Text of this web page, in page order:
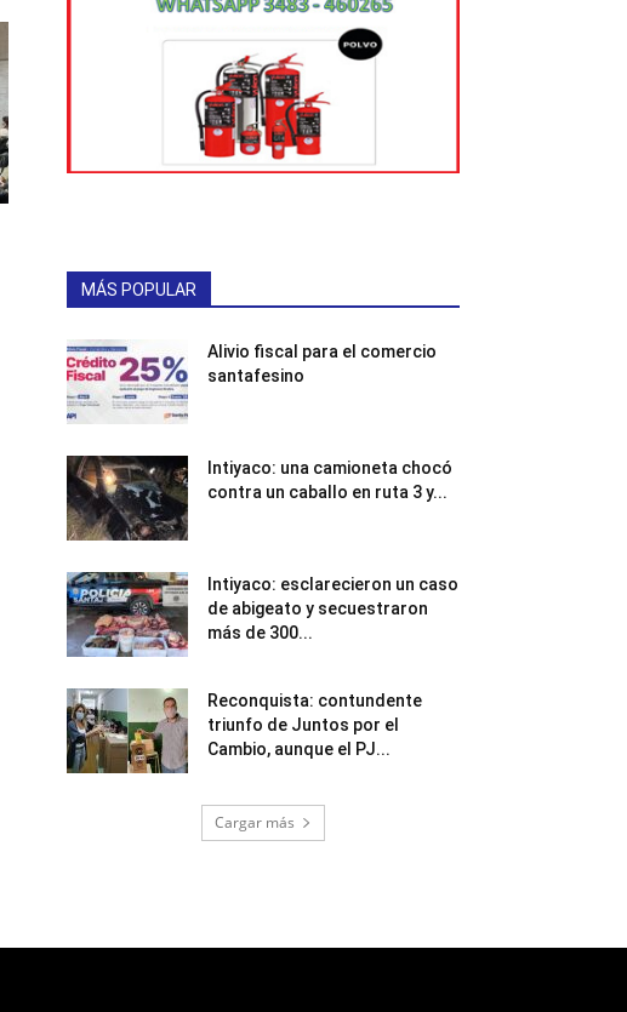
MÁS POPULAR
Alivio fiscal para el comercio
santafesino
Intiyaco: una camioneta chocó
contra un caballo en ruta 3 y...
Intiyaco: esclarecieron un caso
de abigeato y secuestraron
más de 300...
Reconquista: contundente
triunfo de Juntos por el
Cambio, aunque el PJ...
Cargar más